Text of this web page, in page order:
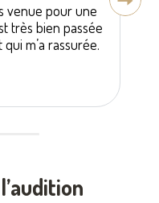
venue pour une
très bien passée
m’a rassurée.